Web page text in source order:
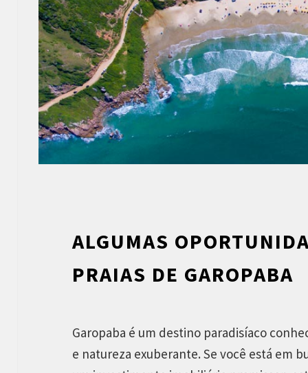
ALGUMAS
PRAIAS DE GAROPABA
Garopaba é um destino paradisíaco
e natureza exuberante. Se você está em